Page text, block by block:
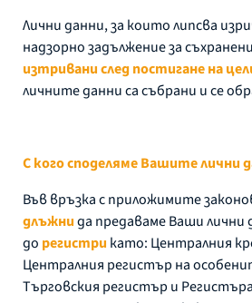
Лични данни, за които липсва
надзорно задължение за
изтривани след постигане на
личните данни са събрани и се
С кого споделяме Вашите лични
Във връзка с приложимите
длъжнида предаваме Ваши лични
до регистри като: Централния
Централния регистър на
Търговския регистър и